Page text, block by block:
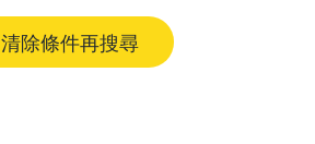
清除條件再搜尋